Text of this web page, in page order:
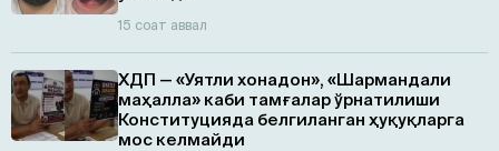
15 соат аввал
ХДП — «Уятли хонадон», «Шармандали
маҳалла» каби тамғалар ўрнатилиши
Конституцияда белгиланган ҳуқуқларга
мос келмайди